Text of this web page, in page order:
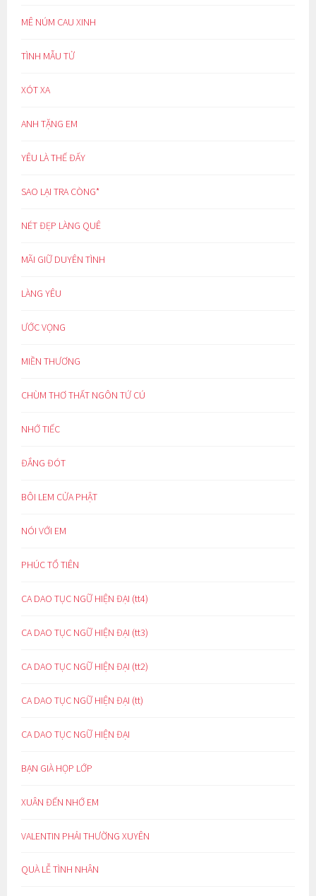
MÊ NÚM CAU XINH
TÌNH MẪU TỬ
XÓT XA
ANH TẶNG EM
YÊU LÀ THẾ ĐẤY
SAO LẠI TRA CÒNG*
NÉT ĐẸP LÀNG QUÊ
MÃI GIỮ DUYÊN TÌNH
LÀNG YÊU
ƯỚC VỌNG
MIỀN THƯƠNG
CHÙM THƠ THẤT NGÔN TỨ CÚ
NHỚ TIẾC
ĐẮNG ĐÓT
BÔI LEM CỬA PHẬT
NÓI VỚI EM
PHÚC TỔ TIÊN
CA DAO TỤC NGỮ HIỆN ĐẠI (tt4)
CA DAO TỤC NGỮ HIỆN ĐẠI (tt3)
CA DAO TỤC NGỮ HIỆN ĐẠI (tt2)
CA DAO TỤC NGỮ HIỆN ĐẠI (tt)
CA DAO TỤC NGỮ HIỆN ĐẠI
BẠN GIÀ HỌP LỚP
XUÂN ĐẾN NHỚ EM
VALENTIN PHẢI THƯỜNG XUYÊN
QUÀ LỄ TÌNH NHÂN